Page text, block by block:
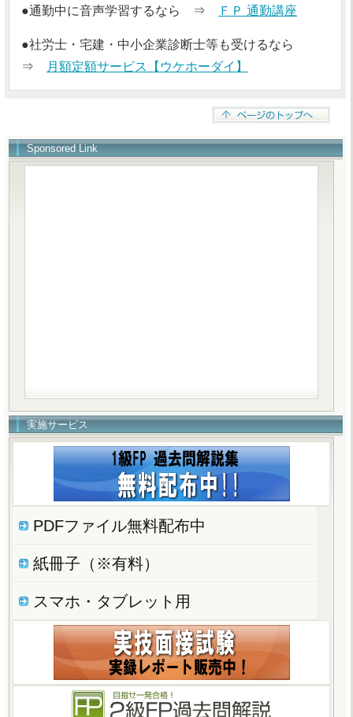
●通勤中に音声学習するなら ⇒ ＦＰ 通勤講座
●社労士・宅建・中小企業診断士等も受けるなら
⇒
月額定額サービス【ウケホーダイ】
Sponsored Link
実施サービス
PDFファイル無料配布中
紙冊子（※有料）
スマホ・タブレット用